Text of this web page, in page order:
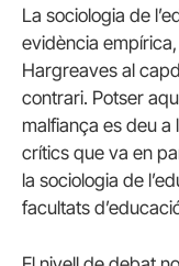
La sociologia de
evidència
Hargreaves al
contrari. Potser
malfiança es deu
crítics que va en
la sociologia de
facultats